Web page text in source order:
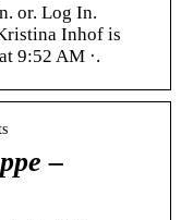
or. Log In.
Inhof is
9:52 AM ·.
–